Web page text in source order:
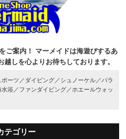
ご案内！
マーメイドは海遊びするあ
越しを心よりお待ちしております。
ーツ／ ダイビング／ シュノーケル／パラ
水浴／ ファンダイビング／ホエールウォッ
テゴリー